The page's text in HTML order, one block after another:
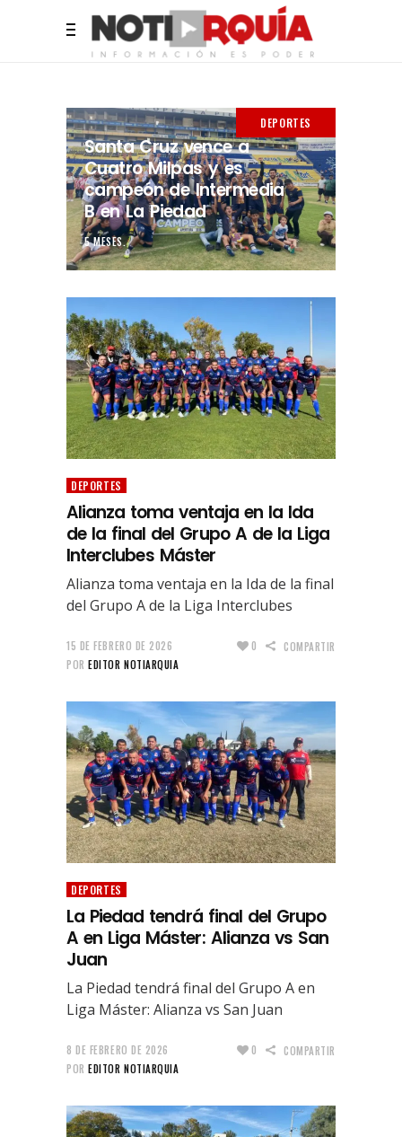
DEPORTES
Santa Cruz vence a
Cuatro Milpas y es
campeón de Intermedia
B en La Piedad
5 MESES.
DEPORTES
Alianza toma ventaja en la Ida
de la final del Grupo A de la Liga
Interclubes Máster
Alianza toma ventaja en la Ida de la final
del Grupo A de la Liga Interclubes
15 DE FEBRERO DE 2026
POR EDITOR NOTIARQUIA
0 COMPARTIR
DEPORTES
La Piedad tendrá final del Grupo
A en Liga Máster: Alianza vs San
Juan
La Piedad tendrá final del Grupo A en
Liga Máster: Alianza vs San Juan
8 DE FEBRERO DE 2026
POR EDITOR NOTIARQUIA
0 COMPARTIR